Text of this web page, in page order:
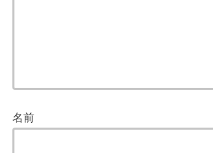
名前